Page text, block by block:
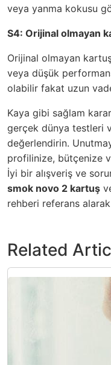
veya yanma kokusu
S4: Orijinal olmayan
Orijinal olmayan
veya düşük
olabilir fakat uzun
Kaya gibi sağlam
gerçek dünya testleri
değerlendirin.
profilinize, bütçenize
İyi bir alışveriş ve
smok novo 2 kartuş
rehberi referans
Related